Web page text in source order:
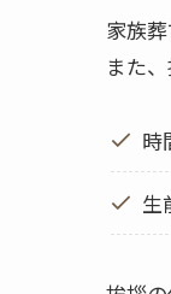
家族
また
時
生